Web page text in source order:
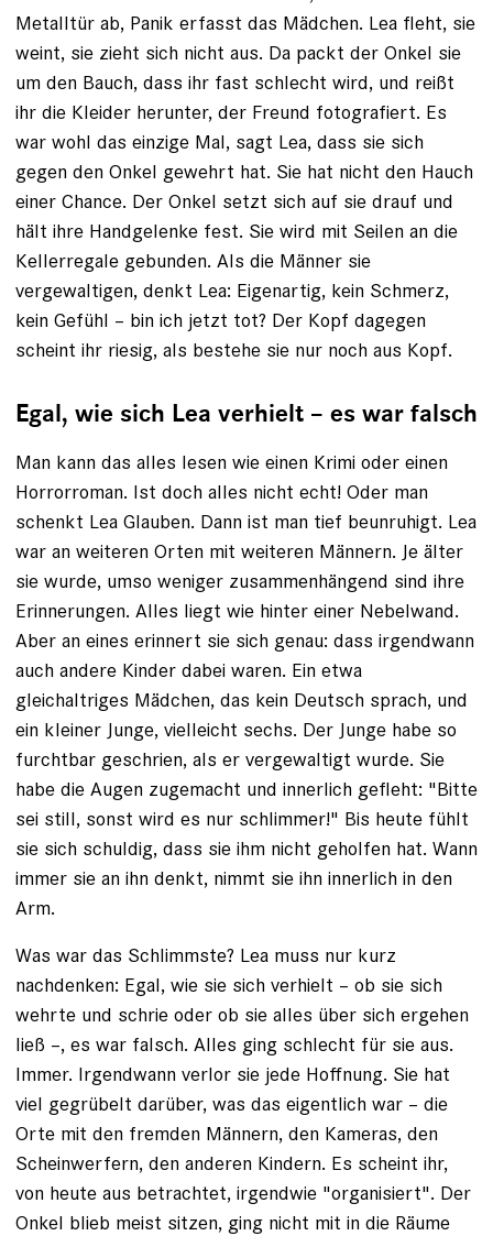
Metalltür ab, Panik erfasst das Mädchen. Lea fleht, sie
weint, sie zieht sich nicht aus. Da packt der Onkel sie
um den Bauch, dass ihr fast schlecht wird, und reißt
ihr die Kleider herunter, der Freund fotografiert. Es
war wohl das einzige Mal, sagt Lea, dass sie sich
gegen den Onkel gewehrt hat. Sie hat nicht den Hauch
einer Chance. Der Onkel setzt sich auf sie drauf und
hält ihre Handgelenke fest. Sie wird mit Seilen an die
Kellerregale gebunden. Als die Männer sie
vergewaltigen, denkt Lea: Eigenartig, kein Schmerz,
kein Gefühl – bin ich jetzt tot? Der Kopf dagegen
scheint ihr riesig, als bestehe sie nur noch aus Kopf.
Egal, wie sich Lea verhielt – es war falsch
Man kann das alles lesen wie einen Krimi oder einen
Horrorroman. Ist doch alles nicht echt! Oder man
schenkt Lea Glauben. Dann ist man tief beunruhigt. Lea
war an weiteren Orten mit weiteren Männern. Je älter
sie wurde, umso weniger zusammenhängend sind ihre
Erinnerungen. Alles liegt wie hinter einer Nebelwand.
Aber an eines erinnert sie sich genau: dass ­irgendwann
auch andere Kinder dabei waren. Ein etwa
gleichaltriges Mädchen, das kein Deutsch sprach, und
ein kleiner Junge, vielleicht sechs. Der Junge habe so
furchtbar geschrien, als er vergewaltigt wurde. Sie
habe die Augen zugemacht und innerlich gefleht: "Bitte
sei still, sonst wird es nur schlimmer!" Bis heute fühlt
sie sich schuldig, dass sie ihm nicht geholfen hat. Wann
immer sie an ihn denkt, nimmt sie ihn innerlich in den
Arm.
Was war das Schlimmste? Lea muss nur kurz
nachdenken: Egal, wie sie sich verhielt – ob sie sich
wehrte und schrie oder ob sie alles über sich ergehen
ließ –, es war falsch. Alles ging schlecht für sie aus.
Immer. Irgendwann verlor sie jede Hoffnung. Sie hat
viel gegrübelt darüber, was das eigentlich war – die
Orte mit den fremden Männern, den Kameras, den
Scheinwerfern, den anderen Kindern. Es scheint ihr,
von heute aus betrachtet, irgendwie "organisiert". Der
Onkel blieb meist sitzen, ging nicht mit in die Räume